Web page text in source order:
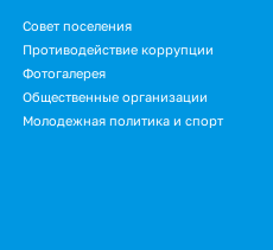
Совет поселения
Противодействие коррупции
Фотогалерея
Общественные организации
Молодежная политика и спорт